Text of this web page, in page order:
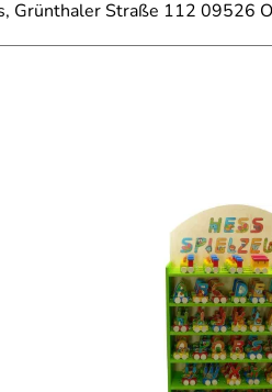
Grünthaler Straße 112 09526